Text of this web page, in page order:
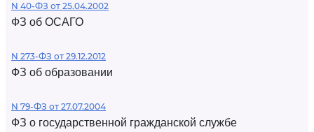
N 40-ФЗ от 25.04.2002
ФЗ об ОСАГО
N 273-ФЗ от 29.12.2012
ФЗ об образовании
N 79-ФЗ от 27.07.2004
ФЗ о государственной гражданской службе